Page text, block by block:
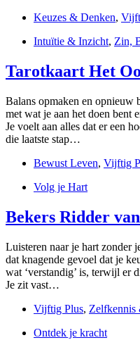
Keuzes & Denken,
Intuïtie & Inzicht, Zin,
Tarotkaart Het
Balans opmaken en opnieuw
met wat je aan het doen bent
Je voelt aan alles dat er een
die laatste stap…
Bewust Leven, Vijftig
Volg je Hart
Bekers Ridder
Luisteren naar je hart zonder
dat knagende gevoel dat je
wat ‘verstandig’ is, terwijl er
Je zit vast…
Vijftig Plus, Zelfkennis
Ontdek je kracht